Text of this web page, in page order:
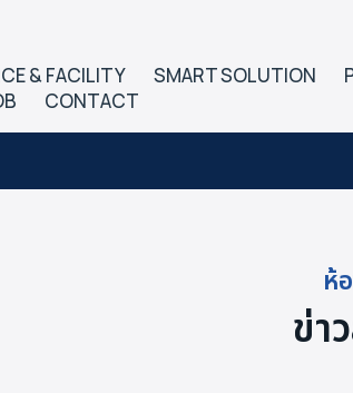
& FACILITY SMART SOLUTION
CONTACT
ห้
ข่า